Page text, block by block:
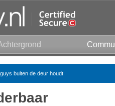
buiten de deur houdt